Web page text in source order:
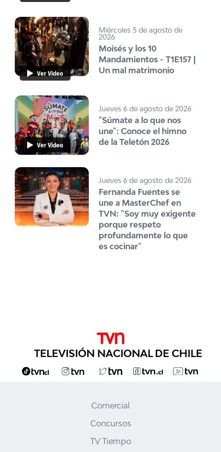
Ver Video
Miércoles 5 de agosto de
2026
Moisés y los 10
Mandamientos - T1E157 |
Un mal matrimonio
Ver Video
Jueves 6 de agosto de 2026
"Súmate a lo que nos
une": Conoce el himno
de la Teletón 2026
Jueves 6 de agosto de 2026
Fernanda Fuentes se
une a MasterChef en
TVN: "Soy muy exigente
porque respeto
profundamente lo que
es cocinar"
TELEVISIÓN NACIONAL DE CHILE
Comercial
Concursos
TV Tiempo